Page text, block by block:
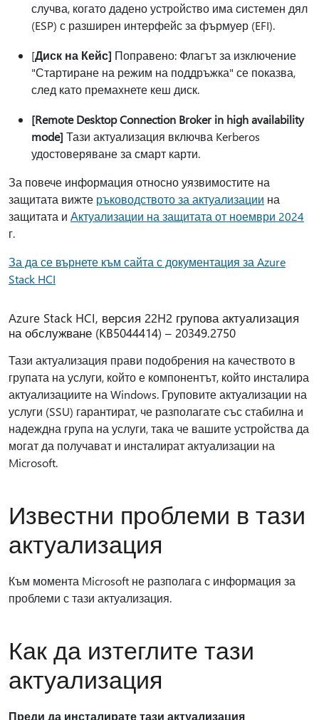
случва, когато дадено устройство има системен дял
(ESP) с разширен интерфейс за фърмуер (EFI).
[Диск на Кейс] Поправено: Флагът за изключение
"Стартиране на режим на поддръжка" се показва,
след като премахнете кеш диск.
[Remote Desktop Connection Broker in high availability
mode] Тази актуализация включва Kerberos
удостоверяване за смарт карти.
За повече информация относно уязвимостите на
защитата вижте ръководството за актуализации на
защитата и Актуализации на защитата от ноември 2024
г.
За да се върнете към сайта с документация за Azure
Stack HCI
Azure Stack HCI, версия 22H2 групова актуализация
на обслужване (KB5044414) – 20349.2750
Тази актуализация прави подобрения на качеството в
групата на услуги, който е компонентът, който инсталира
актуализациите на Windows. Груповите актуализации на
услуги (SSU) гарантират, че разполагате със стабилна и
надеждна група на услуги, така че вашите устройства да
могат да получават и инсталират актуализации на
Microsoft.
Известни проблеми в тази
актуализация
Към момента Microsoft не разполага с информация за
проблеми с тази актуализация.
Как да изтеглите тази
актуализация
Преди да инсталирате тази актуализация